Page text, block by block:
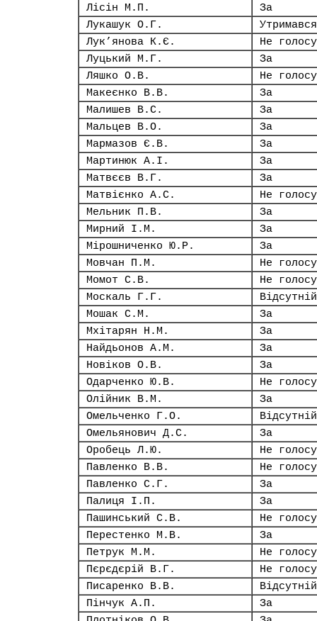
Лісін М.П.
За
Лукашук О.Г.
Утримався
Лук’янова К.Є.
Не
Луцький М.Г.
За
Ляшко О.В.
Не
Макеєнко В.В.
За
Малишев В.С.
За
Мальцев В.О.
За
Мармазов Є.В.
За
Мартинюк А.І.
За
Матвєєв В.Г.
За
Матвієнко А.С.
Не
Мельник П.В.
За
Мирний І.М.
За
Мірошниченко Ю.Р.
За
Мовчан П.М.
Не
Момот С.В.
Не
Москаль Г.Г.
Відсутній
Мошак С.М.
За
Мхітарян Н.М.
За
Найдьонов А.М.
За
Новіков О.В.
За
Одарченко Ю.В.
Не
Олійник В.М.
За
Омельченко Г.О.
Відсутній
Омельянович Д.С.
За
Оробець Л.Ю.
Не
Павленко В.В.
Не
Павленко С.Г.
За
Палиця І.П.
За
Пашинський С.В.
Не
Перестенко М.В.
За
Петрук М.М.
Не
Пєрєдєрій В.Г.
Не
Писаренко В.В.
Відсутній
Пінчук А.П.
За